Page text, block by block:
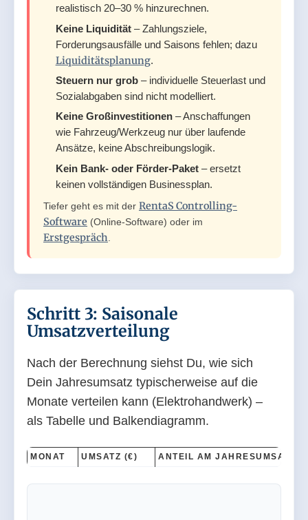
realistisch 20–30 % hinzurechnen.
Keine Liquidität– Zahlungsziele,
Forderungsausfälle und Saisons fehlen; dazu
Liquiditätsplanung.
Steuern nur grob– individuelle Steuerlast und
Sozialabgaben sind nicht modelliert.
Keine Großinvestitionen– Anschaffungen
wie Fahrzeug/Werkzeug nur über laufende
Ansätze, keine Abschreibungslogik.
Kein Bank- oder Förder-Paket– ersetzt
keinen vollständigen Businessplan.
Tiefer geht es mit der RentaS Controlling-
Software (Online-Software) oder im
Erstgespräch
Schritt 3: Saisonale
Umsatzverteilung
Nach der Berechnung siehst Du, wie sich
Dein Jahresumsatz typischerweise auf die
Monate verteilen kann (Elektrohandwerk) –
als Tabelle und Balkendiagramm.
MONAT UMSATZ (€) ANTEIL AM JAHRESUMSATZ